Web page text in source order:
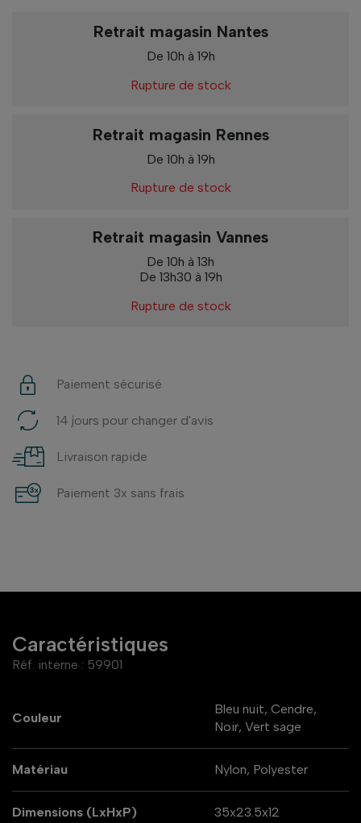
Retrait magasin Nantes
De 10h à 19h
Rupture de stock
Retrait magasin Rennes
De 10h à 19h
Rupture de stock
Retrait magasin Vannes
De 10h à 13h
De 13h30 à 19h
Rupture de stock
Paiement sécurisé
14 jours pour changer d'avis
Livraison rapide
Paiement 3x sans frais
Caractéristiques
Réf. interne : 59901
Couleur
Bleu nuit, Cendre,
Noir, Vert sage
Matériau Nylon, Polyester
Dimensions (LxHxP) 35x23.5x12